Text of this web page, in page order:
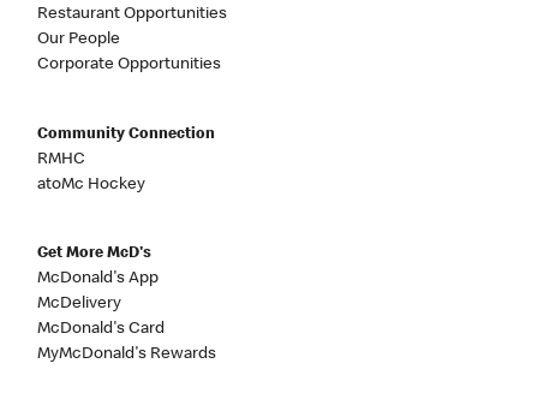
Restaurant Opportunities
Our People
Corporate Opportunities
Community Connection
RMHC
atoMc Hockey
Get More McD's
McDonald's App
McDelivery
McDonald's Card
MyMcDonald's Rewards